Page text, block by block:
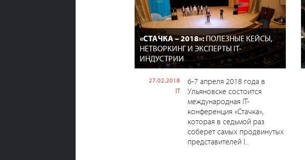
«СТАЧКА – 2018»:ПОЛЕЗНЫЕ КЕЙСЫ,
НЕТВОРКИНГ И ЭКСПЕРТЫ IT-
ИНДУСТРИИ
27.02.2018
IT
6-7 апреля 2018 года в
Ульяновске состоится
международная IT-
конференция «Стачка»,
которая в седьмой раз
соберет самых продвинутых
представителей I...